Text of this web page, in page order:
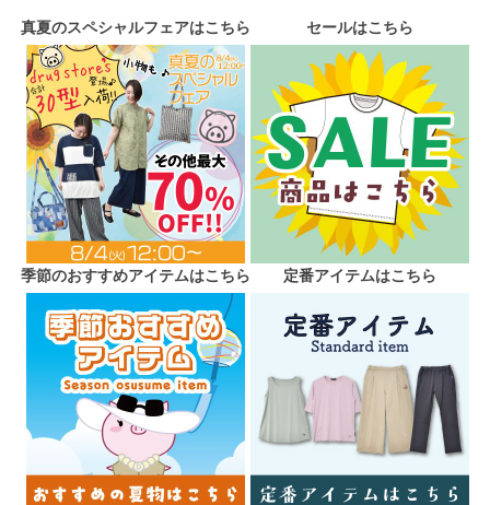
真夏のスペシャルフェアはこちら セールはこちら
季節のおすすめアイテムはこちら 定番アイテムはこちら